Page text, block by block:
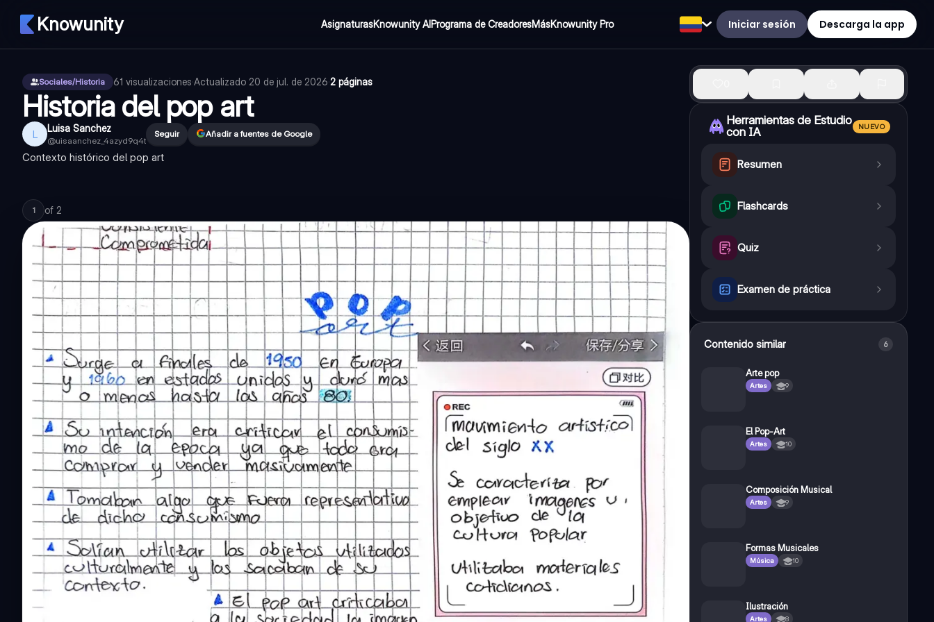
Knowunity AsignaturasKnowunity AIPrograma de CreadoresMásKnowunity Pro Iniciar sesión Descarga la app
Sociales/Historia 61 visualizaciones·Actualizado 20 de jul. de 2026·2 páginas
Historia del pop art
L Luisa Sanchez
@uisaanchez_4azyd9q4t
Seguir Añadir a fuentes de Google
Contexto histórico del pop art
1 of 2
Herramientas de Estudio
con IA
NUEVO
Resumen
Flashcards
Quiz
Examen de práctica
Contenido similar 6
Arte pop
Artes 9
El Pop-Art
Artes 10
Composición Musical
Artes 9
Formas Musicales
Música 10
Ilustración
Artes 8